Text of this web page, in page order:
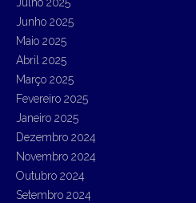
Julho 2025
Junho 2025
Maio 2025
Abril 2025
Março 2025
Fevereiro 2025
Janeiro 2025
Dezembro 2024
Novembro 2024
Outubro 2024
Setembro 2024